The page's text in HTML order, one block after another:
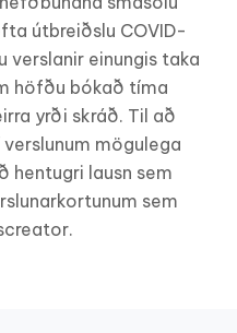
útbreiðslu COVID-
verslanir einungis taka
höfðu bókað tíma
yrði skráð. Til að
mögulega
hentugri lausn sem
sem